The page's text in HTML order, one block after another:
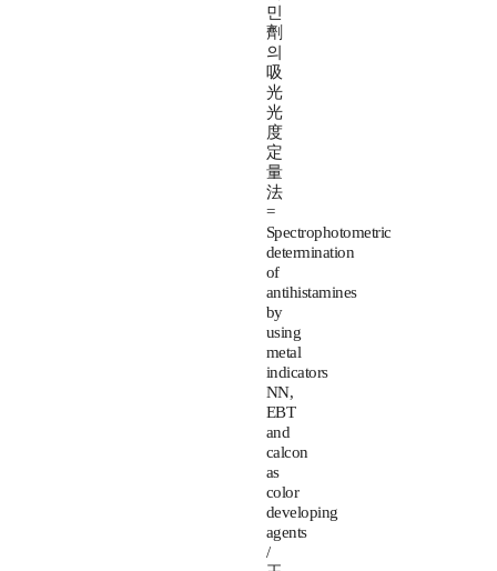
민
劑
의
吸
光
光
度
定
量
法
=
Spectrophotometric
determination
of
antihistamines
by
using
metal
indicators
NN,
EBT
and
calcon
as
color
developing
agents
/